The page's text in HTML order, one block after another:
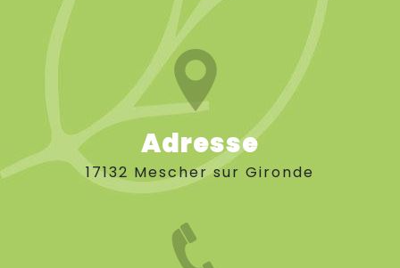
Adresse
17132 Mescher sur Gironde